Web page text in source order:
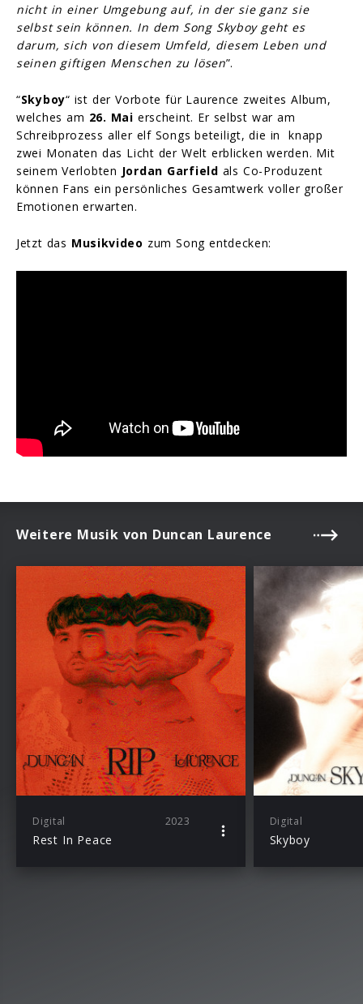
nicht in einer Umgebung auf, in der sie ganz sie
selbst sein können. In dem Song Skyboy geht es
darum, sich von diesem Umfeld, diesem Leben und
seinen giftigen Menschen zu lösen”.
“Skyboy“ ist der Vorbote für Laurence zweites Album,
welches am 26. Mai erscheint. Er selbst war am
Schreibprozess aller elf Songs beteiligt, die in knapp
zwei Monaten das Licht der Welt erblicken werden. Mit
seinem Verlobten Jordan Garfield als Co-Produzent
können Fans ein persönliches Gesamtwerk voller großer
Emotionen erwarten.
Jetzt das Musikvideo zum Song entdecken:
Weitere Musik von Duncan Laurence
Digital 2023
Rest In Peace
Digital
Skyboy